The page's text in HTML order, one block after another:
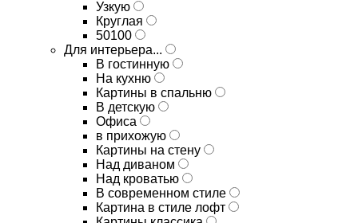
Узкую
Круглая
50100
Для интерьера...
В гостинную
На кухню
Картины в спальню
В детскую
Офиса
в прихожую
Картины на стену
Над диваном
Над кроватью
В современном стиле
Картина в стиле лофт